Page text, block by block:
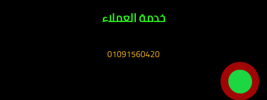
خدمة العملاء
01091560420